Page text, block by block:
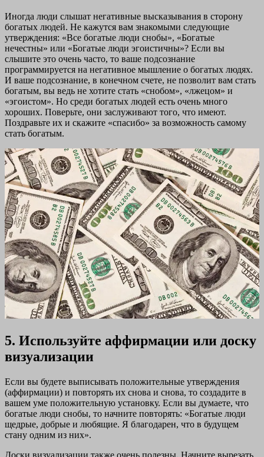
Иногда люди слышат негативные высказывания в сторону
богатых людей. Не кажутся вам знакомыми следующие
утверждения: «Все богатые люди снобы», «Богатые
нечестны» или «Богатые люди эгоистичны»? Если вы
слышите это очень часто, то ваше подсознание
программируется на негативное мышление о богатых людях.
И ваше подсознание, в конечном счете, не позволит вам стать
богатым, вы ведь не хотите стать «снобом», «лжецом» и
«эгоистом». Но среди богатых людей есть очень много
хороших. Поверьте, они заслуживают того, что имеют.
Поздравьте их и скажите «спасибо» за возможность самому
стать богатым.
5. Используйте аффирмации или доску
визуализации
Если вы будете выписывать положительные утверждения
(аффирмации) и повторять их снова и снова, то создадите в
вашем уме положительную установку. Если вы думаете, что
богатые люди снобы, то начните повторять: «Богатые люди
щедрые, добрые и любящие. Я благодарен, что в будущем
стану одним из них».
Доски визуализации также очень полезны. Начните вырезать